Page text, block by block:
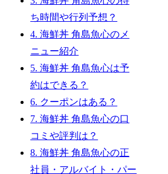
ち時間や行列予想？
4. 海鮮丼 角島魚心のメ
ニュー紹介
5. 海鮮丼 角島魚心は予
約はできる？
6. クーポンはある？
7. 海鮮丼 角島魚心の口
コミや評判は？
8. 海鮮丼 角島魚心の正
社員・アルバイト・パー